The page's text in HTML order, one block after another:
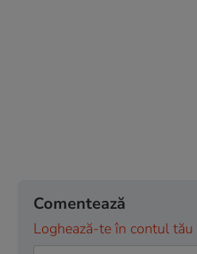
Comentează
Loghează-te în contul tău